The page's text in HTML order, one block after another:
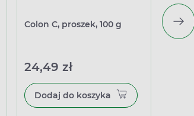
Colon C, proszek, 100 g
24,49 zł
Dodaj do koszyka
L-
60